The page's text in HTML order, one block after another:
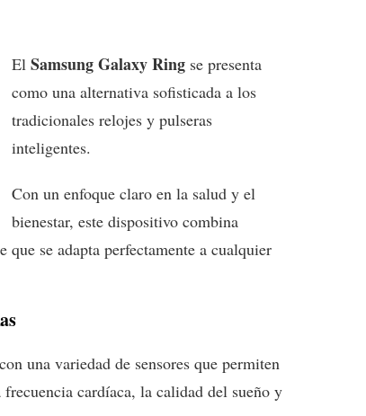
El Samsung Galaxy Ring se presenta
como una alternativa sofisticada a los
tradicionales relojes y pulseras
inteligentes.
Con un enfoque claro en la salud y el
bienestar, este dispositivo combina
se adapta perfectamente a cualquier
una variedad de sensores que permiten
cardíaca, la calidad del sueño y